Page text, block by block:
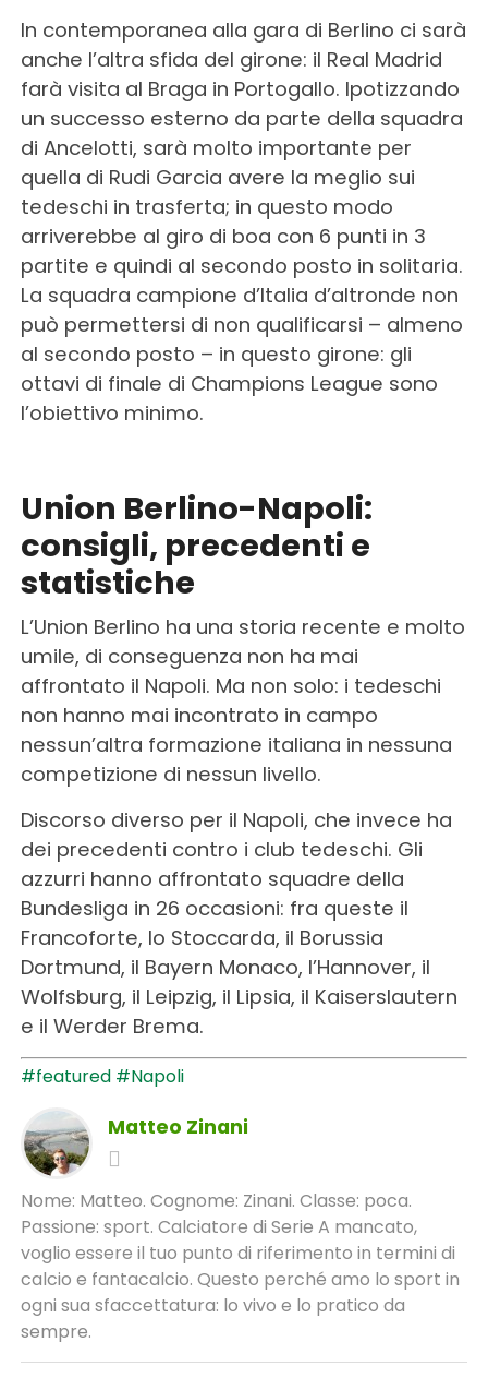
In contemporanea alla gara di Berlino ci sarà
anche l’altra sfida del girone: il Real Madrid
farà visita al Braga in Portogallo. Ipotizzando
un successo esterno da parte della squadra
di Ancelotti, sarà molto importante per
quella di Rudi Garcia avere la meglio sui
tedeschi in trasferta; in questo modo
arriverebbe al giro di boa con 6 punti in 3
partite e quindi al secondo posto in solitaria.
La squadra campione d’Italia d’altronde non
può permettersi di non qualificarsi – almeno
al secondo posto – in questo girone: gli
ottavi di finale di Champions League sono
l’obiettivo minimo.
Union Berlino-Napoli:
consigli, precedenti e
statistiche
L’Union Berlino ha una storia recente e molto
umile, di conseguenza non ha mai
affrontato il Napoli. Ma non solo: i tedeschi
non hanno mai incontrato in campo
nessun’altra formazione italiana in nessuna
competizione di nessun livello.
Discorso diverso per il Napoli, che invece ha
dei precedenti contro i club tedeschi. Gli
azzurri hanno affrontato squadre della
Bundesliga in 26 occasioni: fra queste il
Francoforte, lo Stoccarda, il Borussia
Dortmund, il Bayern Monaco, l’Hannover, il
Wolfsburg, il Leipzig, il Lipsia, il Kaiserslautern
e il Werder Brema.
#featured #Napoli
Matteo Zinani
Nome: Matteo. Cognome: Zinani. Classe: poca.
Passione: sport. Calciatore di Serie A mancato,
voglio essere il tuo punto di riferimento in termini di
calcio e fantacalcio. Questo perché amo lo sport in
ogni sua sfaccettatura: lo vivo e lo pratico da
sempre.